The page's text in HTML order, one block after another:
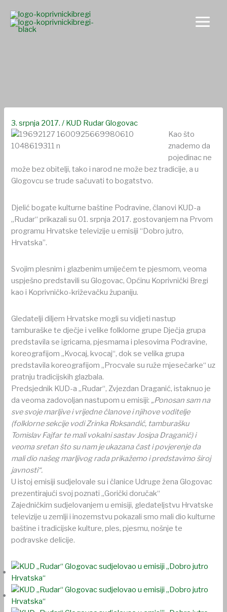
content
3. srpnja 2017./ KUD Rudar Glogovac
Kao što
znademo da
pojedinac ne
može bez obitelji, tako i narod ne može bez tradicije, a u
Glogovcu se trude sačuvati to bogatstvo.
Djelić bogate kulturne baštine Podravine, članovi KUD-a
„Rudar“ prikazali su 01. srpnja 2017. gostovanjem na Prvom
programu Hrvatske televizije u emisiji “Dobro jutro,
Hrvatska”.
Svojim plesnim i glazbenim umijećem te pjesmom, veoma
uspješno predstavili su Glogovac, Općinu Koprivnički Bregi
kao i Koprivničko-križevačku županiju.
Gledatelji diljem Hrvatske mogli su vidjeti nastup
tamburaške te dječje i velike folklorne grupe Dječja grupa
predstavila se igricama, pjesmama i plesovima Podravine,
koreografijom „Kvocaj, kvocaj“, dok se velika grupa
predstavila koreografijom „Procvale su ruže mjesečarke“ uz
pratnju tradicijskih glazbala.
Predsjednik KUD-a „Rudar“, Zvjezdan Draganić, istaknuo je
da veoma zadovoljan nastupom u emisiji: „Ponosan sam na
sve svoje marljive i vrijedne članove i njihove voditelje
(folklorne sekcije vodi Zrinka Roksandić, tamburašku
Tomislav Fajfar te mali vokalni sastav Josipa Draganić) i
veoma sretan što su nam je ukazana čast i povjerenje da
mali dio našeg marljivog rada prikažemo i predstavimo široj
javnosti“.
U istoj emisiji sudjelovale su i članice Udruge žena Glogovac
prezentirajući svoj poznati „Gorički doručak“
Zajedničkim sudjelovanjem u emisiji, gledateljstvu Hrvatske
televizije u zemlji i inozemstvu pokazali smo mali dio kulturne
baštine i tradicijske kulture, ples, pjesmu, nošnje te
podravske delicije.